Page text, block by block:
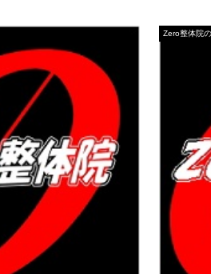
Zero整体院